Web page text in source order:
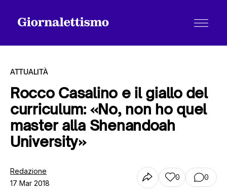
Tutti gli articoli
ATTUALITÀ
Rocco Casalino e il giallo del
curriculum: «No, non ho quel
master alla Shenandoah
University»
Redazione
17 Mar 2018
0 0